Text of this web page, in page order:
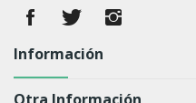
Información
Otra Información